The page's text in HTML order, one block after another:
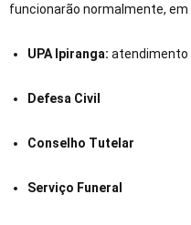
funcionarão normalmente,
UPA Ipiranga: atendimento
Defesa Civil
Conselho Tutelar
Serviço Funeral